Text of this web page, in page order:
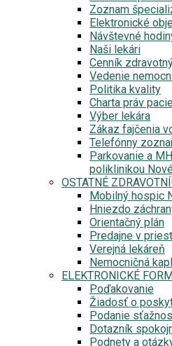
Zoznam
Elektronické
Návštevné
Naši lekári
Cenník
Vedenie
Politika kvality
Charta práv
Výber lekára
Zákaz fajčenia
Telefónny
Parkovanie a
poliklinikou
OSTATNÉ
Mobilný hospic
Hniezdo
Orientačný plán
Predajne v
Verejná lekáreň
Nemocničná
ELEKTRONICKÉ
Poďakovanie
Žiadosť o
Podanie
Dotazník
Podnety a